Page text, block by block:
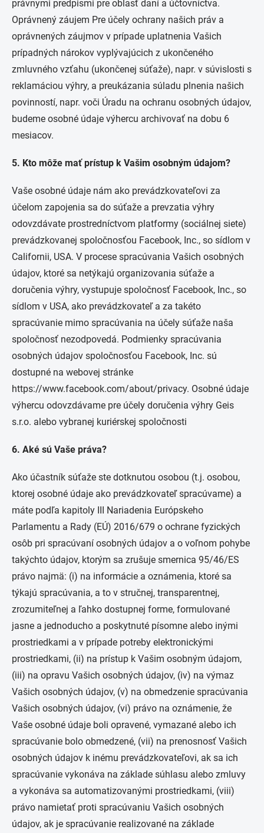
právnymi predpismi pre oblasť daní a účtovníctva.
Oprávnený záujem Pre účely ochrany našich práv a
oprávnených záujmov v prípade uplatnenia Vašich
prípadných nárokov vyplývajúcich z ukončeného
zmluvného vzťahu (ukončenej súťaže), napr. v súvislosti s
reklamáciou výhry, a preukázania súladu plnenia našich
povinností, napr. voči Úradu na ochranu osobných údajov,
budeme osobné údaje výhercu archivovať na dobu 6
mesiacov.
5. Kto môže mať prístup k Vašim osobným údajom?
Vaše osobné údaje nám ako prevádzkovateľovi za
účelom zapojenia sa do súťaže a prevzatia výhry
odovzdávate prostredníctvom platformy (sociálnej siete)
prevádzkovanej spoločnosťou Facebook, Inc., so sídlom v
Californii, USA. V procese spracúvania Vašich osobných
údajov, ktoré sa netýkajú organizovania súťaže a
doručenia výhry, vystupuje spoločnosť Facebook, Inc., so
sídlom v USA, ako prevádzkovateľ a za takéto
spracúvanie mimo spracúvania na účely súťaže naša
spoločnosť nezodpovedá. Podmienky spracúvania
osobných údajov spoločnosťou Facebook, Inc. sú
dostupné na webovej stránke
https://www.facebook.com/about/privacy. Osobné údaje
výhercu odovzdávame pre účely doručenia výhry Geis
s.r.o. alebo vybranej kuriérskej spoločnosti
6. Aké sú Vaše práva?
Ako účastník súťaže ste dotknutou osobou (t.j. osobou,
ktorej osobné údaje ako prevádzkovateľ spracúvame) a
máte podľa kapitoly III Nariadenia Európskeho
Parlamentu a Rady (EÚ) 2016/679 o ochrane fyzických
osôb pri spracúvaní osobných údajov a o voľnom pohybe
takýchto údajov, ktorým sa zrušuje smernica 95/46/ES
právo najmä: (i) na informácie a oznámenia, ktoré sa
týkajú spracúvania, a to v stručnej, transparentnej,
zrozumiteľnej a ľahko dostupnej forme, formulované
jasne a jednoducho a poskytnuté písomne alebo inými
prostriedkami a v prípade potreby elektronickými
prostriedkami, (ii) na prístup k Vašim osobným údajom,
(iii) na opravu Vašich osobných údajov, (iv) na výmaz
Vašich osobných údajov, (v) na obmedzenie spracúvania
Vašich osobných údajov, (vi) právo na oznámenie, že
Vaše osobné údaje boli opravené, vymazané alebo ich
spracúvanie bolo obmedzené, (vii) na prenosnosť Vašich
osobných údajov k inému prevádzkovateľovi, ak sa ich
spracúvanie vykonáva na základe súhlasu alebo zmluvy
a vykonáva sa automatizovanými prostriedkami, (viii)
právo namietať proti spracúvaniu Vašich osobných
údajov, ak je spracúvanie realizované na základe